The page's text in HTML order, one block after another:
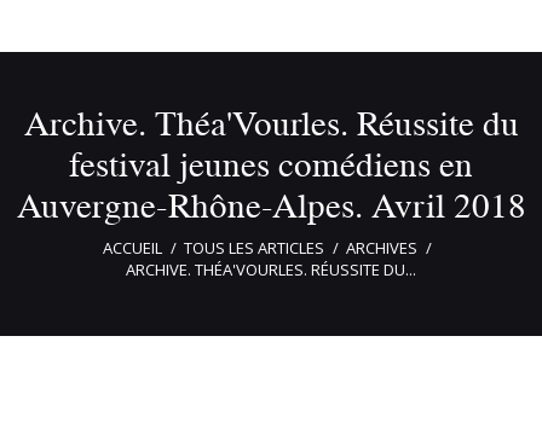
Archive. Théa'Vourles. Réussite du
festival jeunes comédiens en
Auvergne-Rhône-Alpes. Avril 2018
ACCUEIL TOUS LES ARTICLES
ARCHIVES
ARCHIVE. THÉA'VOURLES. RÉUSSITE DU...